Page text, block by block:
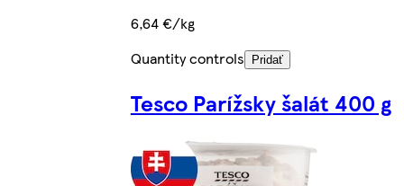
6,64 €/kg
Quantity controls
Pridať
Tesco Parížsky šalát 400 g